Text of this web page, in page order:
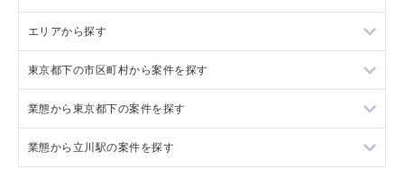
ラーメンの居抜き売却物件の案件一覧
フランス料理の居抜き売却物件の案件一覧
イタリア料理の居抜き売却物件の案件一覧
中華の居抜き売却物件の案件一覧
エリアから探す
東京23区の飲食店の居抜き売却物件の案件一覧
東京都下の飲食店の居抜き売却物件の案件一覧
千葉県の飲食店の居抜き売却物件の案件一覧
東京都下の市区町村から案件を探す
調布市の飲食店の居抜き売却物件の案件一覧
八王子市の飲食店の居抜き売却物件の案件一覧
業態から東京都下の案件を探す
東京都下のラーメンの居抜き売却物件の案件一覧
業態から立川駅の案件を探す